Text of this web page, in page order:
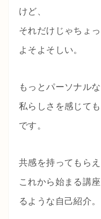
けど、
それだけじゃちょ
よそよそしい。
もっとパーソナル
私らしさを感じて
です。
共感を持ってもら
これから始まる講
るような自己紹介。